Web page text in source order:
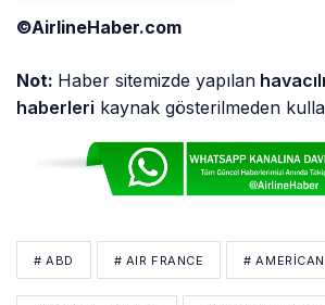
©AirlineHaber.com
Not: Haber sitemizde yapılan
haberleri kaynak gösterilmeden
# ABD # AIR FRANCE #